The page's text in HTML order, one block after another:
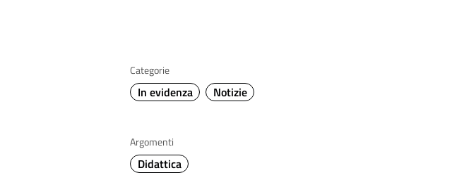
Categorie
In evidenza Notizie
Argomenti
Didattica